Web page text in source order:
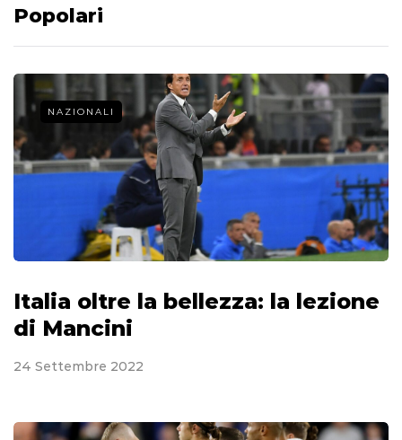
Popolari
NAZIONALI
Italia oltre la bellezza: la lezione
di Mancini
24 Settembre 2022